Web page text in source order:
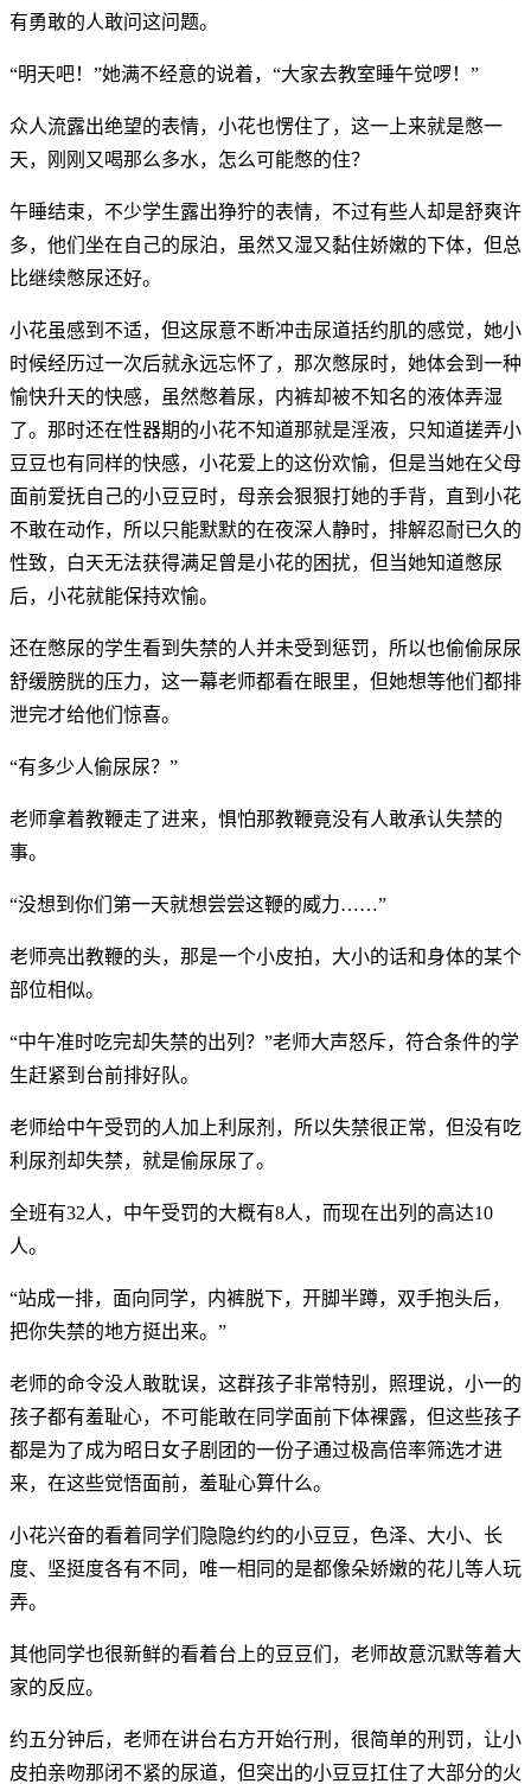
有勇敢的人敢问这问题。
“明天吧！”她满不经意的说着，“大家去教室睡午觉啰！”
众人流露出绝望的表情，小花也愣住了，这一上来就是憋一
天，刚刚又喝那么多水，怎么可能憋的住？
午睡结束，不少学生露出狰狞的表情，不过有些人却是舒爽许
多，他们坐在自己的尿泊，虽然又湿又黏住娇嫩的下体，但总
比继续憋尿还好。
小花虽感到不适，但这尿意不断冲击尿道括约肌的感觉，她小
时候经历过一次后就永远忘怀了，那次憋尿时，她体会到一种
愉快升天的快感，虽然憋着尿，内裤却被不知名的液体弄湿
了。那时还在性器期的小花不知道那就是淫液，只知道搓弄小
豆豆也有同样的快感，小花爱上的这份欢愉，但是当她在父母
面前爱抚自己的小豆豆时，母亲会狠狠打她的手背，直到小花
不敢在动作，所以只能默默的在夜深人静时，排解忍耐已久的
性致，白天无法获得满足曾是小花的困扰，但当她知道憋尿
后，小花就能保持欢愉。
还在憋尿的学生看到失禁的人并未受到惩罚，所以也偷偷尿尿
舒缓膀胱的压力，这一幕老师都看在眼里，但她想等他们都排
泄完才给他们惊喜。
“有多少人偷尿尿？”
老师拿着教鞭走了进来，惧怕那教鞭竟没有人敢承认失禁的
事。
“没想到你们第一天就想尝尝这鞭的威力……”
老师亮出教鞭的头，那是一个小皮拍，大小的话和身体的某个
部位相似。
“中午准时吃完却失禁的出列？”老师大声怒斥，符合条件的学
生赶紧到台前排好队。
老师给中午受罚的人加上利尿剂，所以失禁很正常，但没有吃
利尿剂却失禁，就是偷尿尿了。
全班有32人，中午受罚的大概有8人，而现在出列的高达10
人。
“站成一排，面向同学，内裤脱下，开脚半蹲，双手抱头后，
把你失禁的地方挺出来。”
老师的命令没人敢耽误，这群孩子非常特别，照理说，小一的
孩子都有羞耻心，不可能敢在同学面前下体裸露，但这些孩子
都是为了成为昭日女子剧团的一份子通过极高倍率筛选才进
来，在这些觉悟面前，羞耻心算什么。
小花兴奋的看着同学们隐隐约约的小豆豆，色泽、大小、长
度、坚挺度各有不同，唯一相同的是都像朵娇嫩的花儿等人玩
弄。
其他同学也很新鲜的看着台上的豆豆们，老师故意沉默等着大
家的反应。
约五分钟后，老师在讲台右方开始行刑，很简单的刑罚，让小
皮拍亲吻那闭不紧的尿道，但突出的小豆豆扛住了大部分的火